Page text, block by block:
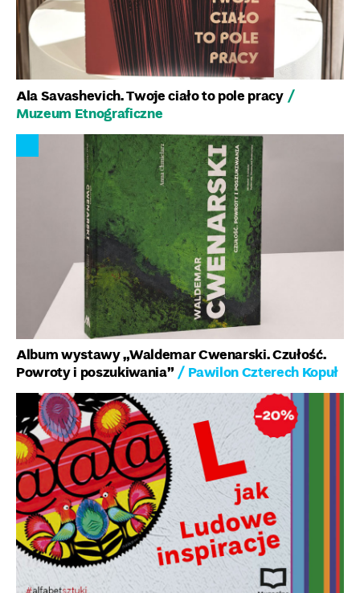
Ala Savashevich. Twoje ciało to pole pracy /
Muzeum Etnograficzne
Album wystawy „Waldemar Cwenarski. Czułość.
Powroty i poszukiwania” / Pawilon Czterech Kopuł